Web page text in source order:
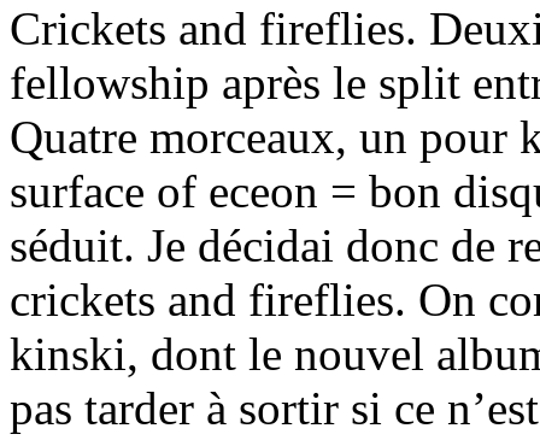
Crickets and fireflies.
fellowship après le split
Quatre morceaux, un pour
surface of eceon = bon
séduit. Je décidai donc de
crickets and fireflies. On
kinski, dont le nouvel
pas tarder à sortir si ce